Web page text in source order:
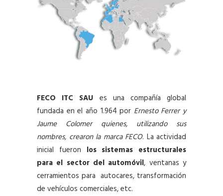
FECO ITC SAU es una compañía global
fundada en el año 1.964 por Ernesto Ferrer y
Jaume Colomer quienes, utilizando sus
nombres, crearon la marca FECO. La actividad
inicial fueron los sistemas estructurales
para el sector del automóvil, ventanas y
cerramientos para autocares, transformación
de vehículos comerciales, etc.